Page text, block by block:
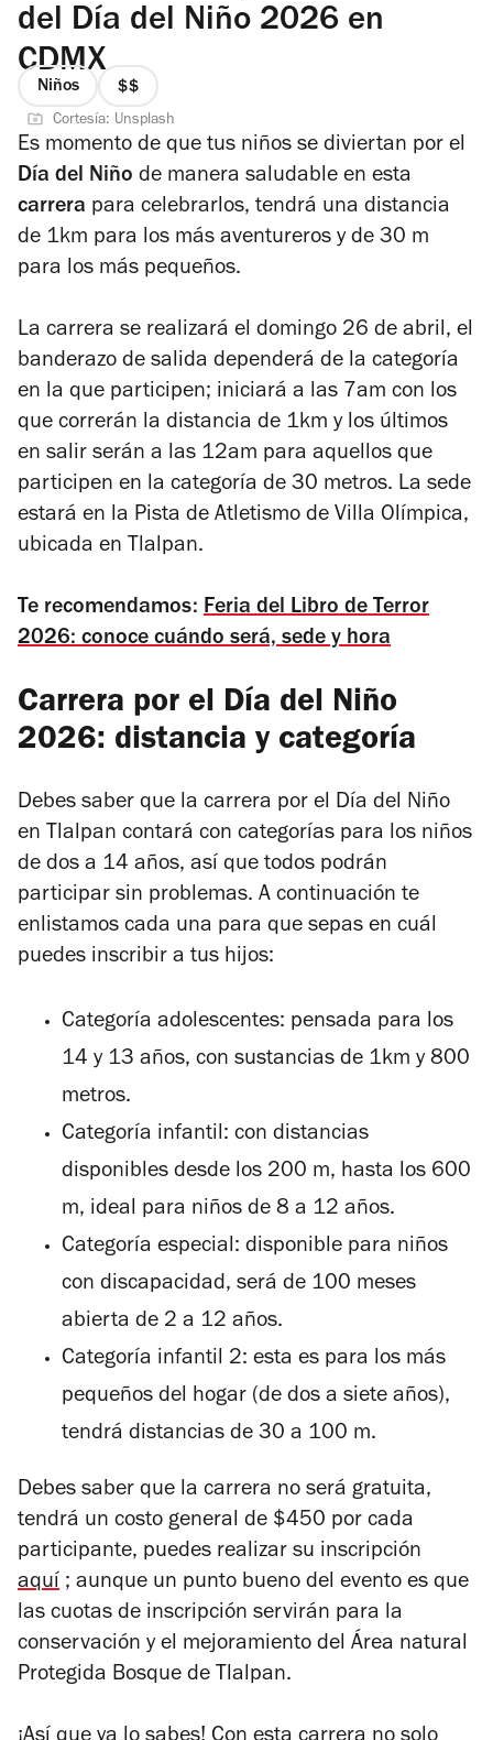
del Día del Niño 2026 en
CDMX
Niños
precio
2
de
4
Cortesía: Unsplash
Es momento de que tus niños se diviertan por el
Día del Niño de manera saludable en esta
carrera para celebrarlos, tendrá una distancia
de 1km para los más aventureros y de 30 m
para los más pequeños.
La carrera se realizará el domingo 26 de abril, el
banderazo de salida dependerá de la categoría
en la que participen; iniciará a las 7am con los
que correrán la distancia de 1km y los últimos
en salir serán a las 12am para aquellos que
participen en la categoría de 30 metros. La sede
estará en la Pista de Atletismo de Villa Olímpica,
ubicada en Tlalpan.
Te recomendamos: Feria del Libro de Terror
2026: conoce cuándo será, sede y hora
Carrera por el Día del Niño
2026: distancia y categoría
Debes saber que la carrera por el Día del Niño
en Tlalpan contará con categorías para los niños
de dos a 14 años, así que todos podrán
participar sin problemas. A continuación te
enlistamos cada una para que sepas en cuál
puedes inscribir a tus hijos:
Categoría adolescentes: pensada para los
14 y 13 años, con sustancias de 1km y 800
metros.
Categoría infantil: con distancias
disponibles desde los 200 m, hasta los 600
m, ideal para niños de 8 a 12 años.
Categoría especial: disponible para niños
con discapacidad, será de 100 meses
abierta de 2 a 12 años.
Categoría infantil 2: esta es para los más
pequeños del hogar (de dos a siete años),
tendrá distancias de 30 a 100 m.
Debes saber que la carrera no será gratuita,
tendrá un costo general de $450 por cada
participante, puedes realizar su inscripción
aquí ; aunque un punto bueno del evento es que
las cuotas de inscripción servirán para la
conservación y el mejoramiento del Área natural
Protegida Bosque de Tlalpan.